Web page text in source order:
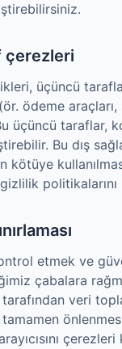
çerezleri
üçüncü
ödeme
üçüncü taraflar,
Bu dış
kötüye
politikalarını
etmek ve
çabalara
veri
tamamen